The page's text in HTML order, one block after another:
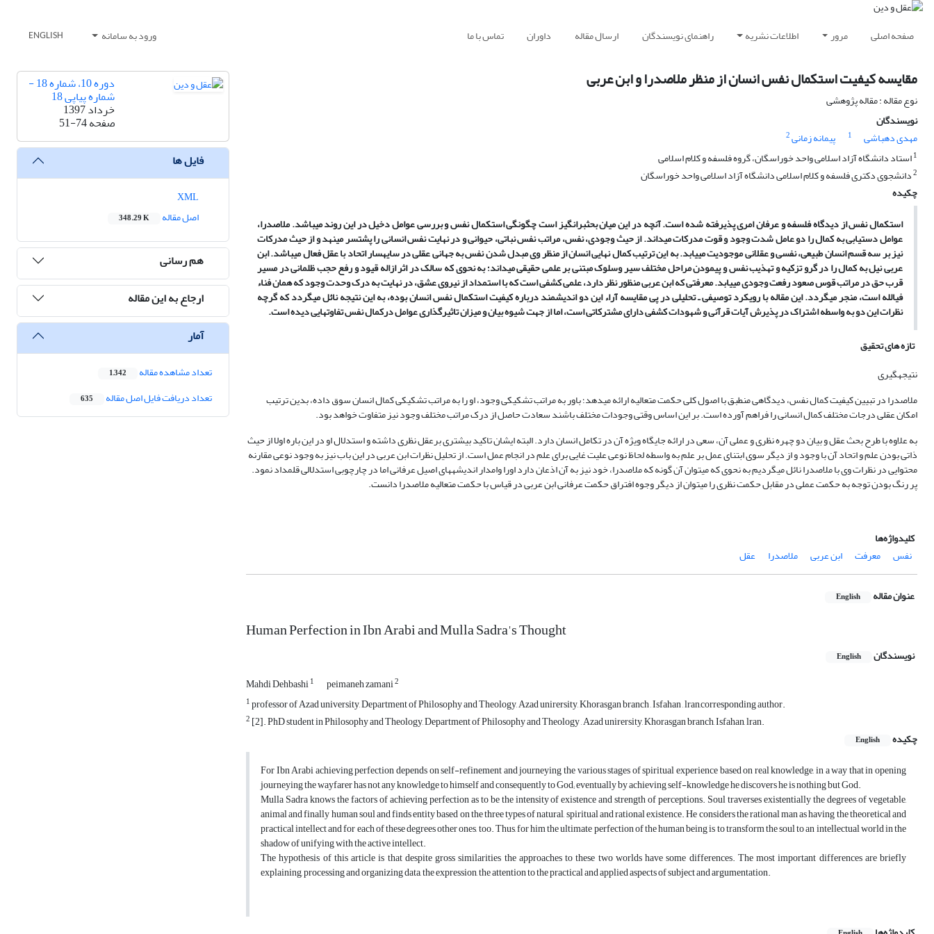
صفحه اصلی مرور اطلاعات نشریه راهنمای نویسندگان ارسال مقاله داوران تماس با ما ورود به سامانه ENGLISH
مقایسه کیفیت استکمال نفس انسان از منظر ملاصدرا و ابن عربی
نوع مقاله : مقاله پژوهشی
نویسندگان
مهدی دهباشی
1 پیمانه زمانی2
1استاد دانشگاه آزاد اسلامی واحد خوراسگان، گروه فلسفه و کلام اسلامی
2دانشجوی دکتری فلسفه و کلام اسلامی دانشگاه آزاد اسلامی واحد خوراسگان
چکیده
استکمال نفس از دیدگاه فلسفه و عرفان امری پذیرفته شده است. آنچه در این میان بحث‏برانگیز است چگونگی استکمال نفس و بررسی عوامل دخیل در این روند می‏باشد. ملاصدرا،
عوامل دستیابی به کمال را دو عامل شدت وجود و قوت مدرکات می‏داند. از حیث وجودی، نفس، مراتب نفس نباتی، حیوانی و در نهایت نفس انسانی را پشت‏سر می‏نهد و از حیث مدرکات
نیز بر سه قسم انسان طبیعی، نفسی و عقلانی موجودیت می‏یابد. به این ترتیب کمال نهایی انسان از منظر وی مبدل شدن نفس به جهانی عقلی در سایه‏سار اتحاد با عقل فعال می‏باشد. ابن
عربی نیل به کمال را در گرو تزکیه و تهذیب نفس و پیمودن مراحل مختلف سیر وسلوک مبتنی بر علمی حقیقی می‏داند؛ به نحوی که سالک در اثر ازاله قیود و رفع حجب ظلمانی در مسیر
قرب حق در مراتب قوس صعود رفعت وجودی می‏یابد. معرفتی که ابن عربی منظور نظر دارد، علمی کشفی است که با استمداد از نیروی عشق، در نهایت به درک وحدت وجود که همان فناء
فی‏الله است، منجر می‏گردد. این مقاله با رویکرد توصیفی ـ‌ تحلیلی در پی مقایسه آراء این دو اندیشمند درباره کیفیت استکمال نفس انسان بوده، به این نتیجه نائل می‏گردد که گرچه
نظرات این دو به واسطه اشتراک در پذیرش آیات قرآنی و شهودات کشفی دارای مشترکاتی است، اما از جهت شیوه بیان و میزان تاثیرگذاری عوامل درکمال نفس تفاوت‏هایی دیده است.
تازه های تحقیق
نتیجه‏گیری
ملاصدرا در تبیین کیفیت کمال نفس، دیدگاهی منطبق با اصول کلی حکمت متعالیه ارائه می‏دهد؛ باور به مراتب تشکیکی وجود، او را به مراتب تشکیکی کمال انسان سوق داده، بدین ترتیب
امکان عقلی درجات مختلف کمال انسانی را فراهم آورده است. بر این اساس وقتی وجودات مختلف باشند سعادت حاصل از درک مراتب مختلف وجود نیز متفاوت خواهد بود.
به علاوه با طرح بحث عقل و بیان دو چهره نظری و عملی آن، سعی در ارائه جایگاه ویژه آن در تکامل انسان دارد. البته ایشان تاکید بیشتری برعقل نظری داشته و استدلال او در این باره اولا از حیث
ذاتی بودن علم و اتحاد آن با وجود و از دیگر سوی ابتنای عمل بر علم به واسطه لحاظ نوعی علیت غایی برای علم در انجام عمل است. از تحلیل نظرات ابن عربی در این باب نیز به وجود نوعی مقارنه
محتوایی در نظرات وی با ملاصدرا نائل می‏گردیم به نحوی که می‏توان آن گونه که ملاصدرا، خود نیز به آن اذعان دارد اورا وامدار اندیشه‏های اصیل عرفانی اما در چارچوبی استدلالی قلمداد نمود.
پر رنگ بودن توجه به حکمت عملی در مقابل حکمت نظری را می‏توان از دیگر وجوه افتراق حکمت عرفانی ابن عربی در قیاس با حکمت متعالیه ملاصدرا دانست.
کلیدواژه‌ها
نفس
معرفت ابن عربی ملاصدرا عقل
عنوان مقاله English
Human Perfection in Ibn Arabi and Mulla Sadra's Thought
نویسندگان English
Mahdi Dehbashi1 peimaneh zamani2
1professor of Azad university, Department of Philosophy and Theology, Azad unirersity, Khorasgan branch , Isfahan , lran,corresponding author.
2 [2]. PhD student in Philosophy and Theology, Department of Philosophy and Theology , Azad unirersity, Khorasgan branch, Isfahan, lran.
چکیده
English
For Ibn Arabi achieving perfection depends on self-refinement and journeying the various stages of spiritual experience based on real knowledge, in a way that in opening
journeying the wayfarer has not any knowledge to himself and consequently to God; eventually by achieving self-knowledge he discovers he is nothing but God.
Mulla Sadra knows the factors of achieving perfection as to be the intensity of existence and strength of perceptions. Soul traverses existentially the degrees of vegetable,
animal and finally human soul and finds entity based on the three types of natural, spiritual and rational existence. He considers the rational man as having the theoretical and
practical intellect and for each of these degrees other ones, too. Thus, for him the ultimate perfection of the human being is to transform the soul to an intellectual world in the
shadow of unifying with the active intellect.
The hypothesis of this article is that despite gross similarities the approaches to these two worlds have some differences. The most important differences are briefly
explaining, processing and organizing data, the expression, the attention to the practical and applied aspects of subject and argumentation.
دوره 10، شماره 18 -
شماره پیاپی 18
خرداد 1397
صفحه51-74
فایل ها
اصل مقاله
348.29 K
هم رسانی
ارجاع به این مقاله
آمار
تعداد مشاهده مقاله 1,342
تعداد دریافت فایل اصل مقاله 635